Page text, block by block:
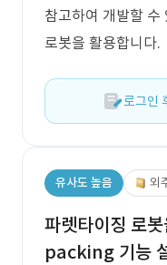
참고하여 개발할
로봇을 활용합니다.
로그인
유사도 높음 외
파렛타이징 로
packing 기능